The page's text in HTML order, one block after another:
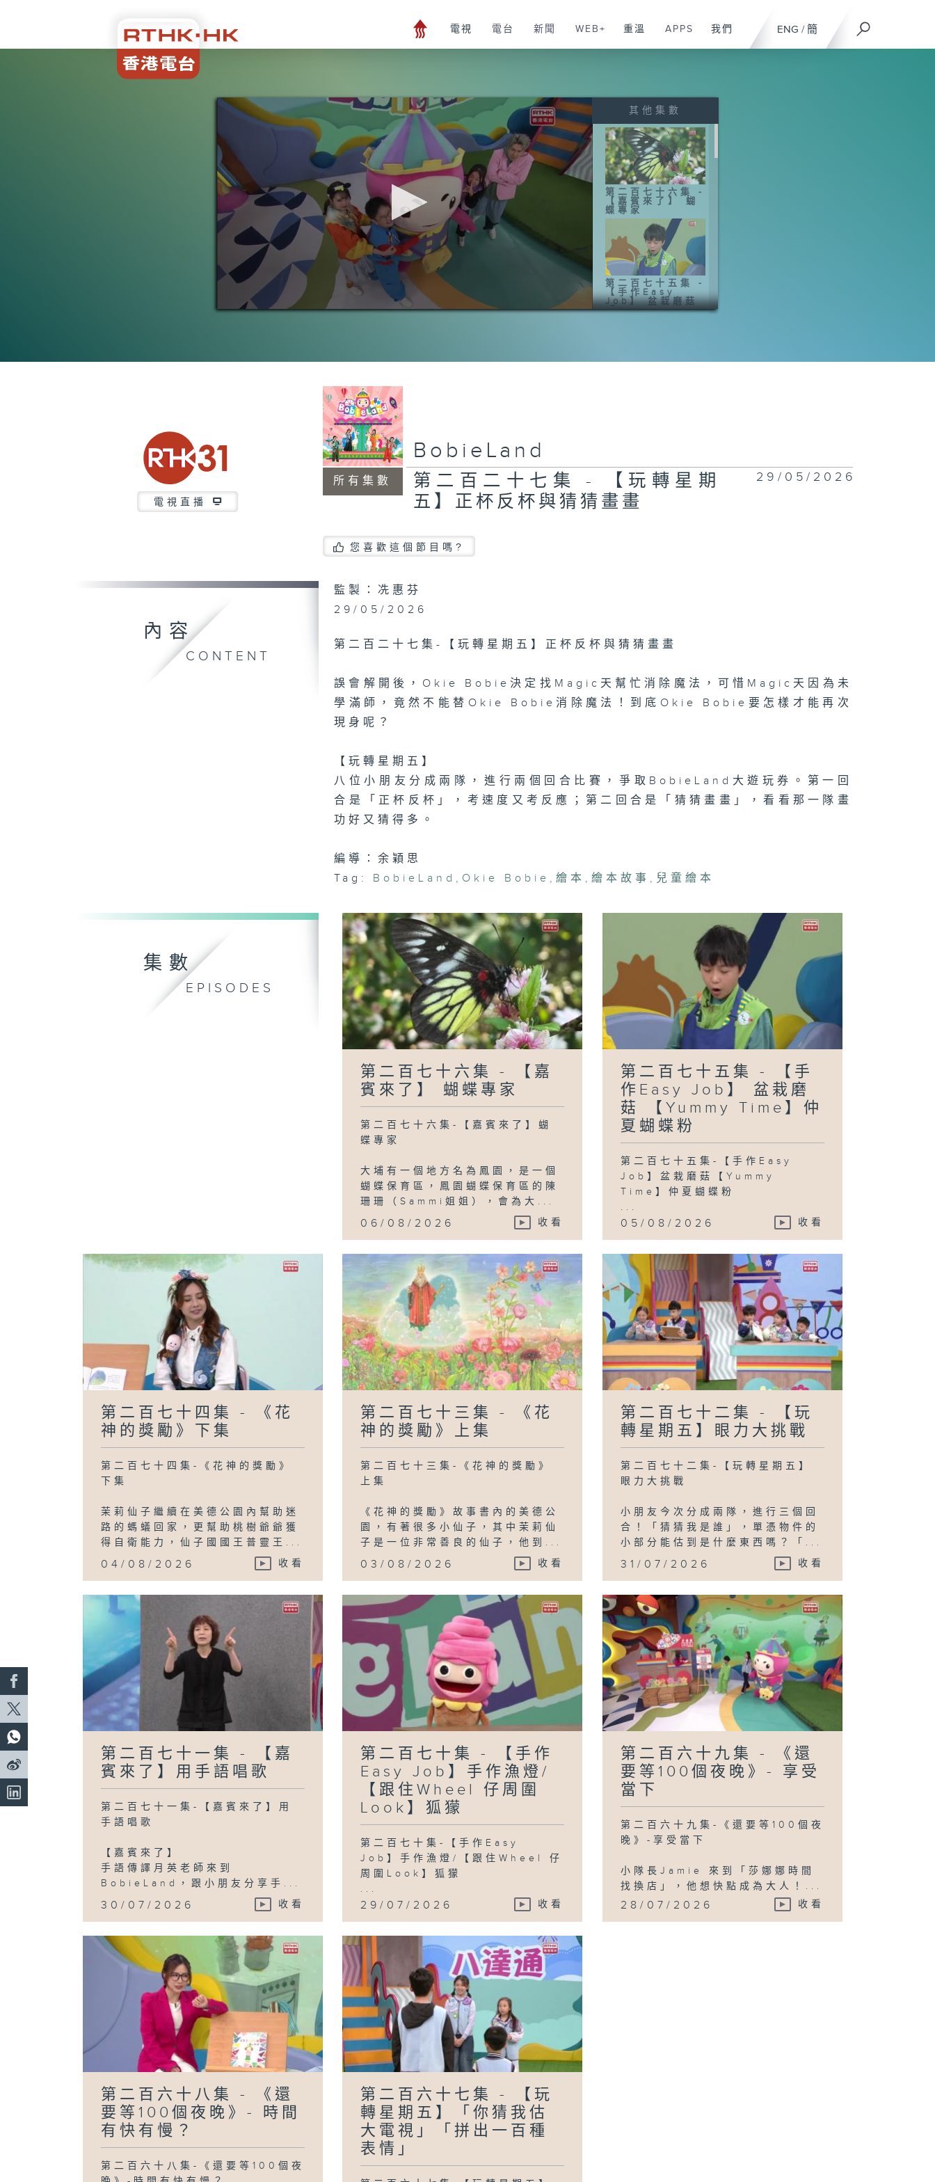
ENG / 簡
電視 電台 新聞 WEB+ 重溫 APPS 我們
0
其他集數
第二百七十六集 -
【嘉賓來了】 蝴
蝶專家
第二百七十五集 -
【手作Easy
Job】 盆栽磨菇
【Yummy
第二百七十三集 -
《花神的獎勵》上
集
【嘉賓來了】用手
語唱歌
【手作Easy
Job】手作漁燈/
【跟住Wheel 仔
周圍Look】狐獴
第二百六十九集 -
《還要等100個夜
第二百六十八集 -
《還要等100個夜
晚》- 時間有快有
慢？
第二百六十七集 -
【玩轉星期五】
「你猜我估大電
視」「拼出一百種
表情」
電視直播
所有集數
BobieLand
第二百二十七集 - 【玩轉星期
五】正杯反杯與猜猜畫畫
29/05/2026
您喜歡這個節目嗎?
內容
CONTENT
監製：冼惠芬
29/05/2026
第二百二十七集-【玩轉星期五】正杯反杯與猜猜畫畫
誤會解開後，Okie Bobie決定找Magic天幫忙消除魔法，可惜Magic天因為未
學滿師，竟然不能替Okie Bobie消除魔法！到底Okie Bobie要怎樣才能再次
現身呢？
【玩轉星期五】
八位小朋友分成兩隊，進行兩個回合比賽，爭取BobieLand大遊玩券。第一回
合是「正杯反杯」，考速度又考反應；第二回合是「猜猜畫畫」，看看那一隊畫
功好又猜得多。
編導：余穎思
Tag:
BobieLand , Okie Bobie ,繪本 ,繪本故事 , 兒童繪本
集數
EPISODES
第二百七十六集 - 【嘉
賓來了】 蝴蝶專家
第二百七十六集-【嘉賓來了】蝴
蝶專家
大埔有一個地方名為鳳園，是一個
蝴蝶保育區，鳳園蝴蝶保育區的陳
珊珊（Sammi姐姐），會為大...
06/08/2026 收看
第二百七十五集 - 【手
作Easy Job】 盆栽磨
菇 【Yummy Time】仲
夏蝴蝶粉
第二百七十五集-【手作Easy
Job】盆栽磨菇【Yummy
Time】仲夏蝴蝶粉
...
05/08/2026 收看
第二百七十四集 - 《花
神的獎勵》下集
第二百七十四集-《花神的獎勵》
下集
茉莉仙子繼續在美德公園內幫助迷
路的螞蟻回家，更幫助桃樹爺爺獲
得自衛能力，仙子國國王普靈王...
04/08/2026 收看
第二百七十三集 - 《花
神的獎勵》上集
第二百七十三集-《花神的獎勵》
上集
《花神的獎勵》故事書內的美德公
園，有著很多小仙子，其中茉莉仙
子是一位非常善良的仙子，他到...
03/08/2026 收看
第二百七十二集 - 【玩
轉星期五】眼力大挑戰
第二百七十二集-【玩轉星期五】
眼力大挑戰
小朋友今次分成兩隊，進行三個回
合！「猜猜我是誰」，單憑物件的
小部分能估到是什麼東西嗎？「...
31/07/2026 收看
第二百七十一集 - 【嘉
賓來了】用手語唱歌
第二百七十一集-【嘉賓來了】用
手語唱歌
【嘉賓來了】
手語傳譯月英老師來到
BobieLand，跟小朋友分享手...
30/07/2026 收看
第二百七十集 - 【手作
Easy Job】手作漁燈/
【跟住Wheel 仔周圍
Look】狐獴
第二百七十集-【手作Easy
Job】手作漁燈/【跟住Wheel 仔
周圍Look】狐獴
...
29/07/2026 收看
第二百六十九集 - 《還
要等100個夜晚》- 享受
當下
第二百六十九集-《還要等100個夜
晚》-享受當下
小隊長Jamie 來到「莎娜娜時間
找換店」，他想快點成為大人！...
28/07/2026 收看
第二百六十八集 - 《還
要等100個夜晚》- 時間
有快有慢？
第二百六十八集-《還要等100個夜
第二百六十七集 - 【玩
轉星期五】「你猜我估
大電視」「拼出一百種
表情」